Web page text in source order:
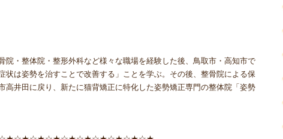
院・整体院・整形外科など様々な職場を経験した後、鳥取市・高知市で
状は姿勢を治すことで改善する」ことを学ぶ。その後、整骨院による保
高井田に戻り、新たに猫背矯正に特化した姿勢矯正専門の整体院「姿勢